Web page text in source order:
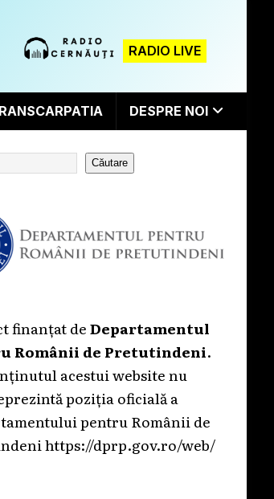
RADIO LIVE
DESPRE NOI
Căutare
finanțat deDepartamentul
Românii de Pretutindeni.
acestui website nu
poziția oficială a
pentru Românii de
https://dprp.gov.ro/web/